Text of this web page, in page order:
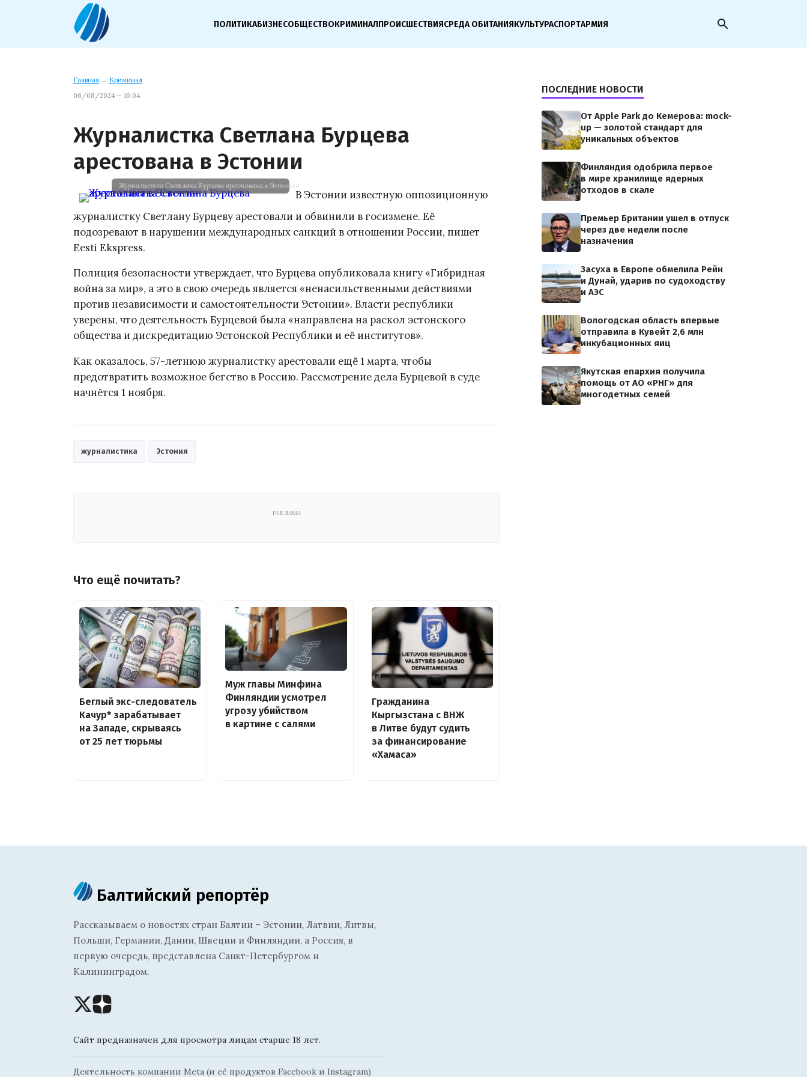
ПОЛИТИКАБИЗНЕСОБЩЕСТВОКРИМИНАЛПРОИСШЕСТВИЯСРЕДА ОБИТАНИЯКУЛЬТУРАСПОРТАРМИЯ search
Главная → Криминал
06/08/2024 — 16:04
Журналистка Светлана Бурцева
арестована в Эстонии
Журналистка Светлана Бурцева арестована в Эстонии
В Эстонии известную оппозиционную
журналистку Светлану Бурцеву арестовали и обвинили в госизмене. Её
подозревают в нарушении международных санкций в отношении России, пишет
Eesti Ekspress.
Полиция безопасности утверждает, что Бурцева опубликовала книгу «Гибридная
война за мир», а это в свою очередь является «ненасильственными действиями
против независимости и самостоятельности Эстонии». Власти республики
уверены, что деятельность Бурцевой была «направлена на раскол эстонского
общества и дискредитацию Эстонской Республики и её институтов».
Как оказалось, 57-летнюю журналистку арестовали ещё 1 марта, чтобы
предотвратить возможное бегство в Россию. Рассмотрение дела Бурцевой в суде
начнётся 1 ноября.
журналистика Эстония
РЕКЛАМА
Что ещё почитать?
Беглый экс-следователь
Качур* зарабатывает
на Западе, скрываясь
от 25 лет тюрьмы
Муж главы Минфина
Финляндии усмотрел
угрозу убийством
в картине с салями
Гражданина
Кыргызстана с ВНЖ
в Литве будут судить
за финансирование
«Хамаса»
ПОСЛЕДНИЕ НОВОСТИ
От Apple Park до Кемерова: mock-
up — золотой стандарт для
уникальных объектов
Финляндия одобрила первое
в мире хранилище ядерных
отходов в скале
Премьер Британии ушел в отпуск
через две недели после
назначения
Засуха в Европе обмелила Рейн
и Дунай, ударив по судоходству
и АЭС
Вологодская область впервые
отправила в Кувейт 2,6 млн
инкубационных яиц
Якутская епархия получила
помощь от АО «РНГ» для
многодетных семей
Балтийский репортёр
Рассказываем о новостях стран Балтии – Эстонии, Латвии, Литвы,
Польши, Германии, Дании, Швеции и Финляндии, а Россия, в
первую очередь, представлена Санкт-Петербургом и
Калининградом.
Сайт предназначен для просмотра лицам старше 18 лет.
Деятельность компании Meta (и её продуктов Facebook и Instagram)